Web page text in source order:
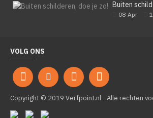
Buiten
08 Apr 1
VOLG ONS
Copyright © 2019 Verfpoint.nl - Alle rechten